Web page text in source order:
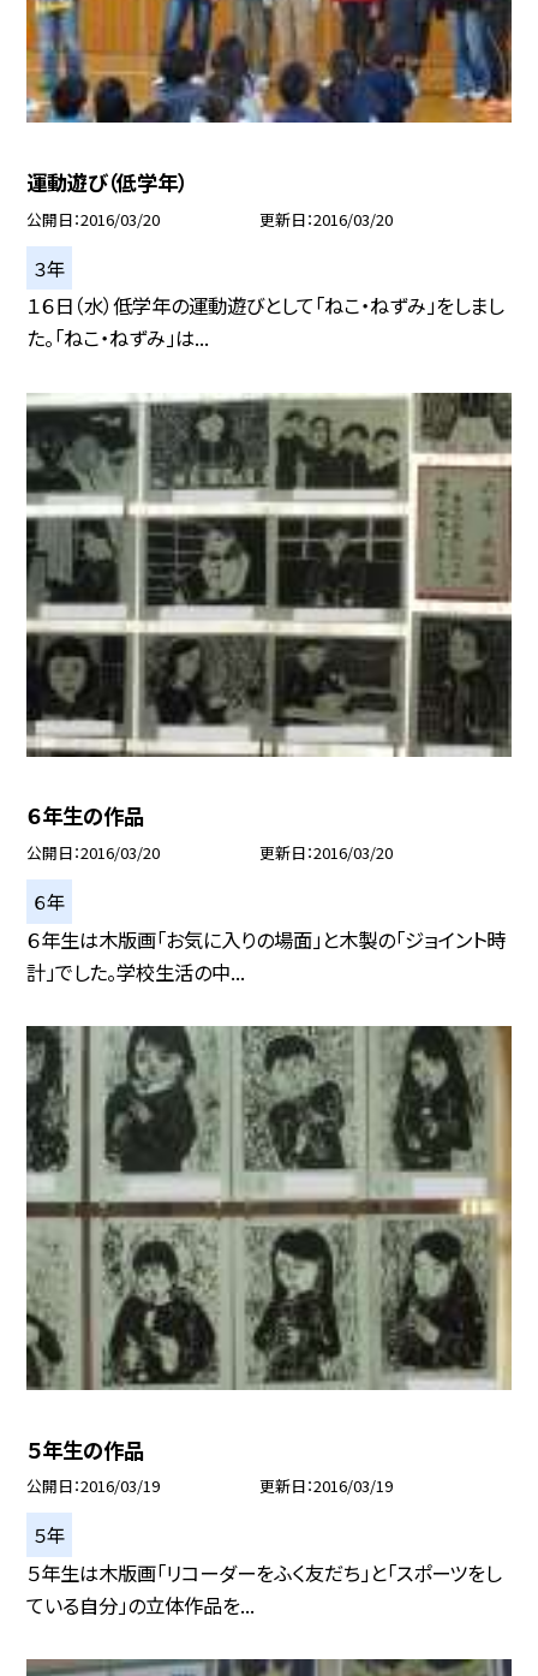
運動遊び（低学年）
公開日 2016/03/20 更新日 2016/03/20
３年
１６日（水）低学年の運動遊びとして「ねこ・ねずみ」をしまし
た。「ねこ・ねずみ」は...
６年生の作品
公開日 2016/03/20 更新日 2016/03/20
６年
６年生は木版画「お気に入りの場面」と木製の「ジョイント時
計」でした。学校生活の中...
５年生の作品
公開日 2016/03/19 更新日 2016/03/19
５年
５年生は木版画「リコーダーをふく友だち」と「スポーツをし
ている自分」の立体作品を...